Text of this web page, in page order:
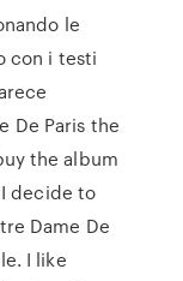
le
con i testi
De Paris the
the album
decide to
Dame De
I like